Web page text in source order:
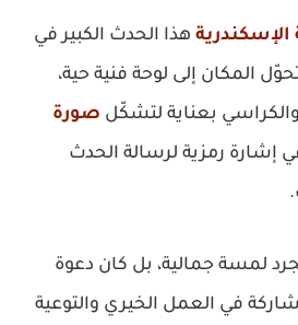
هذا الحدث الكبير في
حيث تحوّل المكان إلى لوحة فنية حية،
بعناية لتشكّل صورة
إشارة رمزية لرسالة الحدث
لمسة جمالية، بل كان دعوة
في العمل الخيري والتوعية